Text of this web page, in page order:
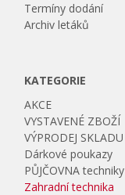
Termíny dodání
Archiv letáků
KATEGORIE
AKCE
VYSTAVENÉ ZBOŽÍ
VÝPRODEJ SKLADU
Dárkové poukazy
PŮJČOVNA techniky
Zahradní technika